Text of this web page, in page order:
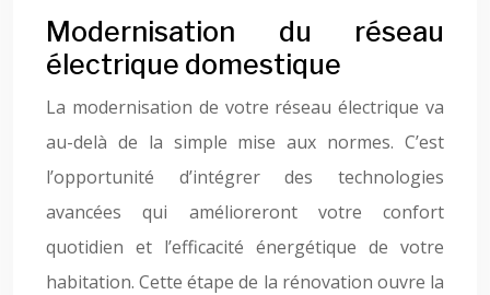
Modernisation du réseau
électrique domestique
La modernisation de votre réseau électrique va
au-delà de la simple mise aux normes. C’est
l’opportunité d’intégrer des technologies
avancées qui amélioreront votre confort
quotidien et l’efficacité énergétique de votre
habitation. Cette étape de la rénovation ouvre la